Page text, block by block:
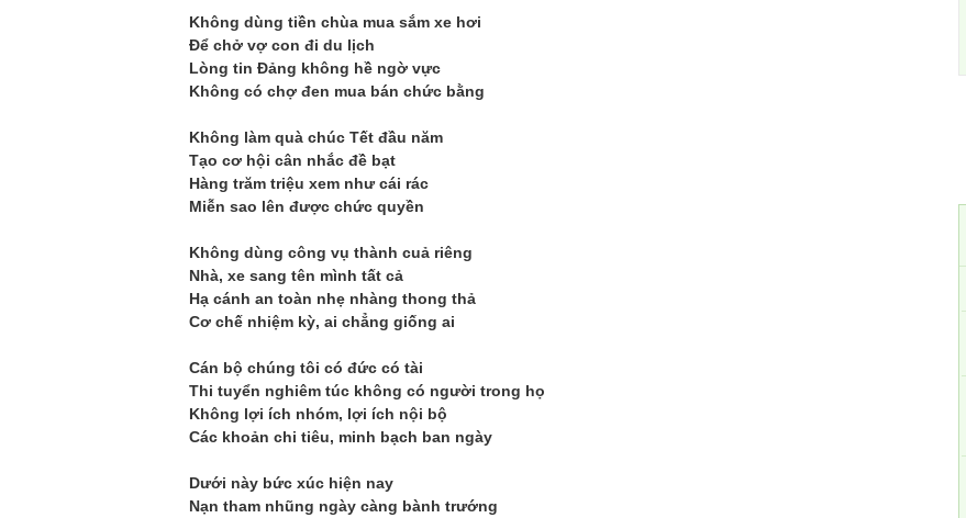
Không dùng tiền chùa mua sắm xe hơi
Để chở vợ con đi du lịch
Lòng tin Đảng không hề ngờ vực
Không có chợ đen mua bán chức bằng
Không làm quà chúc Tết đầu năm
Tạo cơ hội cân nhắc đề bạt
Hàng trăm triệu xem như cái rác
Miễn sao lên được chức quyền
Không dùng công vụ thành cuả riêng
Nhà, xe sang tên mình tất cả
Hạ cánh an toàn nhẹ nhàng thong thả
Cơ chế nhiệm kỳ, ai chẳng giống ai
Cán bộ chúng tôi có đức có tài
Thi tuyển nghiêm túc không có người trong họ
Không lợi ích nhóm, lợi ích nội bộ
Các khoản chi tiêu, minh bạch ban ngày
Dưới này bức xúc hiện nay
Nạn tham nhũng ngày càng bành trướng